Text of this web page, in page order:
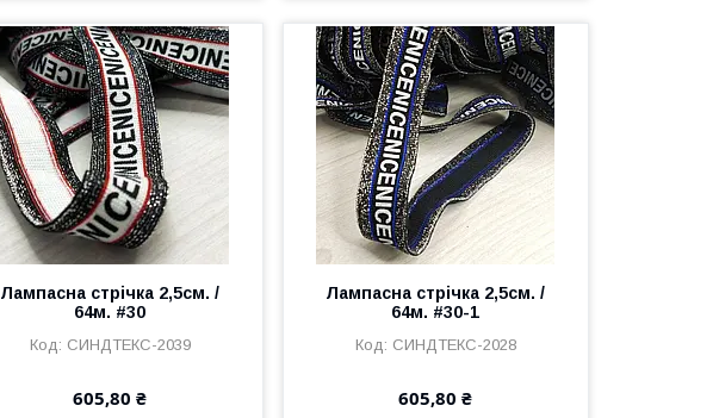
Лампасна стрічка 2,5см. /
64м. #30
СИНДТЕКС-2039
605,80 ₴
Лампасна стрічка 2,5см. /
64м. #30-1
СИНДТЕКС-2028
605,80 ₴